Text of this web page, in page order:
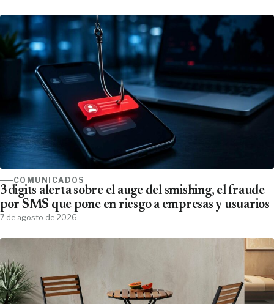
COMUNICADOS
3digits alerta sobre el auge del smishing, el fraude
por SMS que pone en riesgo a empresas y usuarios
7 de agosto de 2026